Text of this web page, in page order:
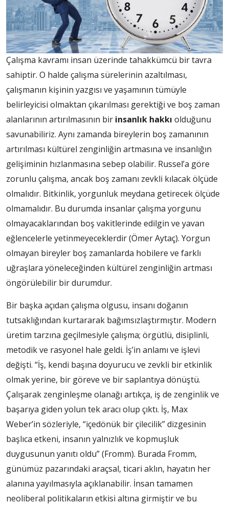
Çalışma kavramı insan üzerinde tahakkümcü bir tavra
sahiptir. O halde çalışma sürelerinin azaltılması,
çalışmanın kişinin yazgısı ve yaşamının tümüyle
belirleyicisi olmaktan çıkarılması gerektiği ve boş zaman
alanlarının artırılmasının bir insanlık hakkı olduğunu
savunabiliriz. Aynı zamanda bireylerin boş zamanının
artırılması kültürel zenginliğin artmasına ve insanlığın
gelişiminin hızlanmasına sebep olabilir. Russel’a göre
zorunlu çalışma, ancak boş zamanı zevkli kılacak ölçüde
olmalıdır. Bitkinlik, yorgunluk meydana getirecek ölçüde
olmamalıdır. Bu durumda insanlar çalışma yorgunu
olmayacaklarından boş vakitlerinde edilgin ve yavan
eğlencelerle yetinmeyeceklerdir (Ömer Aytaç). Yorgun
olmayan bireyler boş zamanlarda hobilere ve farklı
uğraşlara yöneleceğinden kültürel zenginliğin artması
öngörülebilir bir durumdur.
Bir başka açıdan çalışma olgusu, insanı doğanın
tutsaklığından kurtararak bağımsızlaştırmıştır. Modern
üretim tarzına geçilmesiyle çalışma; örgütlü, disiplinli,
metodik ve rasyonel hale geldi. İş’in anlamı ve işlevi
değişti. “İş, kendi başına doyurucu ve zevkli bir etkinlik
olmak yerine, bir göreve ve bir saplantıya dönüştü.
Çalışarak zenginleşme olanağı artıkça, iş de zenginlik ve
başarıya giden yolun tek aracı olup çıktı. İş, Max
Weber’in sözleriyle, “içedönük bir çilecilik” dizgesinin
başlıca etkeni, insanın yalnızlık ve kopmuşluk
duygusunun yanıtı oldu” (Fromm). Burada Fromm,
günümüz pazarındaki araçsal, ticari aklın, hayatın her
alanına yayılmasıyla açıklanabilir. İnsan tamamen
neoliberal politikaların etkisi altına girmiştir ve bu